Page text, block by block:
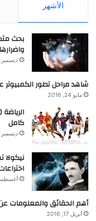
الأشهر
بحث
ديسمبر 8, 2015
شاهد مراحل تطور الكمبيوتر
مايو 24, 2016
كامل
ديسمبر 14, 2015
أغسطس 12,
أهم الحقائق والمعلومات
أبريل 17, 2016